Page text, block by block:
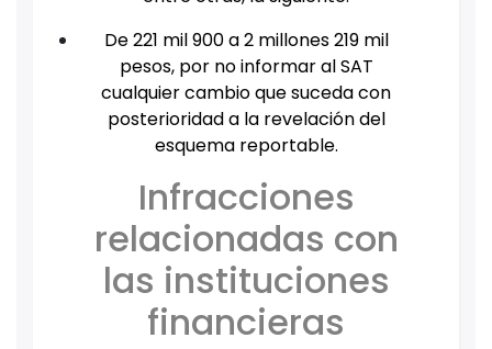
De 221 mil 900 a 2 millones 219 mil
pesos, por no informar al SAT
cualquier cambio que suceda con
posterioridad a la revelación del
esquema reportable.
Infracciones
relacionadas con
las instituciones
financieras